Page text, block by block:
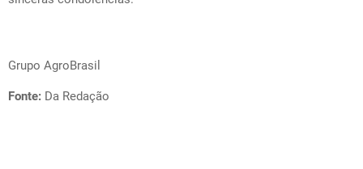
Grupo AgroBrasil
Fonte: Da Redação